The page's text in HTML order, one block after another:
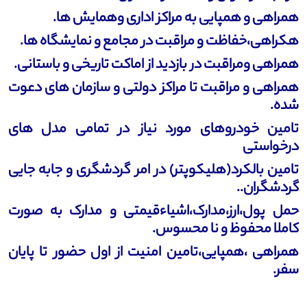
همراهی و همپایی به مراکز اداری وهمایش ها.
هکراهی،خفاظت و مراقبت در مجامع و نمایشگاه ها.
همراهی ومراقبت در بازدید از اماکت تاریخی و باستانی.
همراهی و مراقبت تا مراکز دولتی و سازمان های دعوت
شده.
تامین خودروهای مورد نیاز در تمامی مدل های
درخواستی
تامین بالکرد(هلیکوپتر) در امر گردشگری و جابه جایی
گردشگران..
حمل پول،ارز،مدارک،اشیاءقیمتی و مدارک به صورت
کاملا محفوظ و نا محسوس.
همراهی ،همپایی،تامین امنیت از اول حضور تا پایان
سفر.